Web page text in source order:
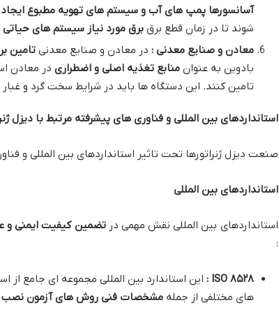
آسانسورها پمپ های آب و سیستم های تهویه مطبوع
شوند تا در زمان قطع برقبرق مورد نیاز سیستم های حیاتی
معادن و صنایع معدنی : در معادن و صنایع معدنیتامین
بادوین به عنوانمنابع تغذیه اصلی و اضطراری در معادن
تامین کنند. این دستگاه ها باید در شرایط سخت گرد و
استانداردهای بین المللی و فناوری های پیشرفته مرتبط با دیزل
صنعت دیزل ژنراتورها تحت تاثیر استانداردهای بین المللی و
استانداردهای بین المللی
استانداردهای بین المللی نقش مهمی درتضمین کیفیت ایمنی و
:
ISO ۸۵۲۸ : این استاندارد بین المللی مجموعه ای جامع از
های مختلفی از جملهمشخصات فنی روش های آزمون نصب